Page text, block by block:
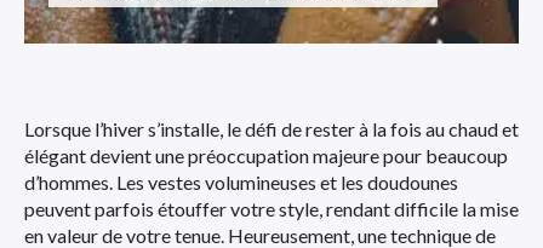
Lorsque l’hiver s’installe, le défi de rester à la fois au chaud et
élégant devient une préoccupation majeure pour beaucoup
d’hommes. Les vestes volumineuses et les doudounes
peuvent parfois étouffer votre style, rendant difficile la mise
en valeur de votre tenue. Heureusement, une technique de